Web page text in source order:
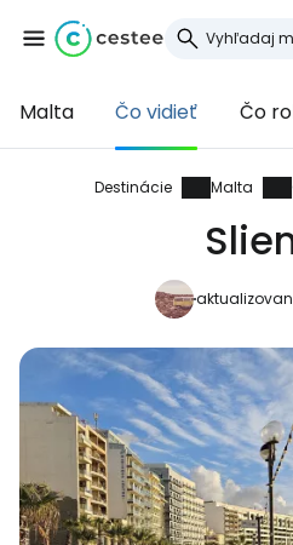
Malta Čo vidieť Čo
Destinácie Malta
Prihláste
služby
... celosvetovej
Pokračovať so
Pokračovať
Pokračovať s